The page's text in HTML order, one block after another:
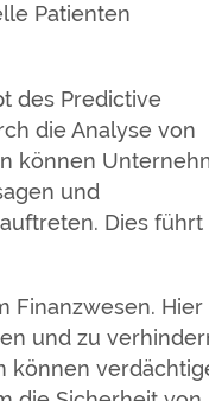
Patienten
des Predictive
die Analyse von
können
und
Dies führt
Finanzwesen. Hier
und zu
können